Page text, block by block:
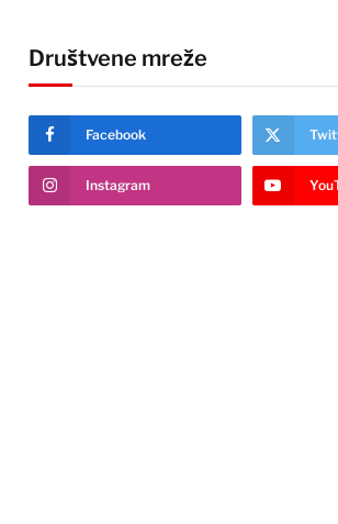
Društvene mreže
Facebook
Instagram